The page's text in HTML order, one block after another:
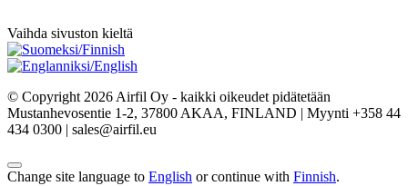
Vaihda sivuston kieltä
© Copyright 2026 Airfil Oy - kaikki oikeudet pidätetään
Mustanhevosentie 1-2, 37800 AKAA, FINLAND | Myynti +358 44
434 0300 | sales@airfil.eu
Change site language to English or continue with Finnish.